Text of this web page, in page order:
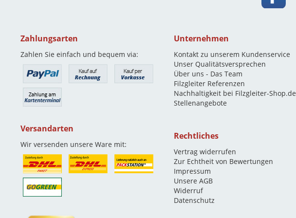
Zahlungsarten
Zahlen Sie einfach und bequem via:
Versandarten
Wir versenden unsere Ware mit:
Unternehmen
Kontakt zu unserem Kundenservice
Unser Qualitätsversprechen
Über uns - Das Team
Filzgleiter Referenzen
Nachhaltigkeit bei Filzgleiter-Shop.de
Stellenangebote
Rechtliches
Vertrag widerrufen
Zur Echtheit von Bewertungen
Impressum
Unsere AGB
Widerruf
Datenschutz